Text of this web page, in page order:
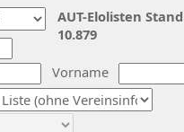
Vorname
AUT-Elolisten
10.879